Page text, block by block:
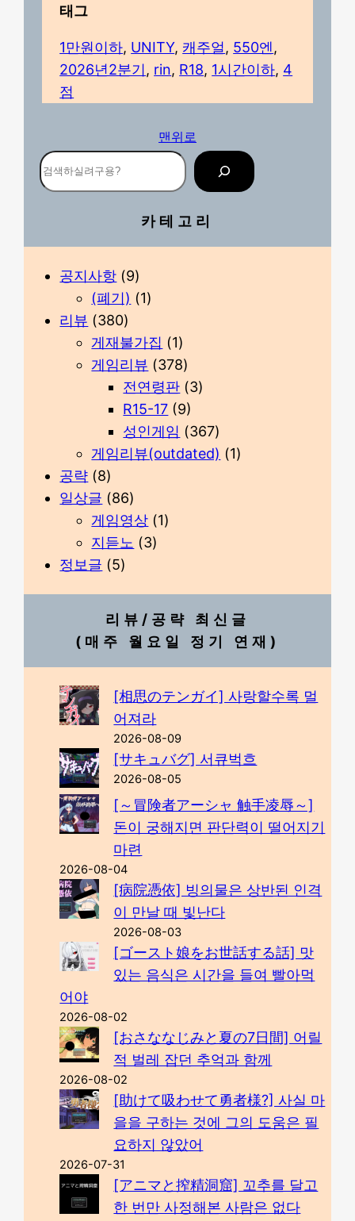
태그
1만원이하, UNITY, 캐주얼 , 550엔
2026년2분기 , rin, R18, 1시간이하, 4
점
맨위로
카테고리
공지사항 (9)
(폐기) (1)
리뷰 (380)
게재불가집 (1)
게임리뷰 (378)
전연령판 (3)
R15-17 (9)
성인게임 (367)
게임리뷰(outdated) (1)
공략 (8)
일상글 (86)
게임영상 (1)
지듣노 (3)
정보글 (5)
리뷰/공략 최신글
(매주 월요일 정기 연재)
[相思のテンガイ] 사랑할수록 멀
어져라
2026-08-09
[サキュバグ] 서큐벅흐
2026-08-05
[～冒険者アーシャ 触手凌辱～]
돈이 궁해지면 판단력이 떨어지기
마련
2026-08-04
[病院憑依] 빙의물은 상반된 인격
이 만날 때 빛난다
2026-08-03
[ゴースト娘をお世話する話] 맛
있는 음식은 시간을 들여 빨아먹
어야
2026-08-02
[おさななじみと夏の7日間] 어릴
적 벌레 잡던 추억과 함께
2026-08-02
[助けて吸わせて勇者様?] 사실 마
을을 구하는 것에 그의 도움은 필
요하지 않았어
2026-07-31
[アニマと搾精洞窟] 꼬추를 달고
한 번만 사정해본 사람은 없다